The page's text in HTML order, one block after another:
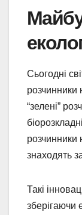
Сьогодні
розчинники
“зелені”
розчинники
знаходять
Такі
зберігаючи